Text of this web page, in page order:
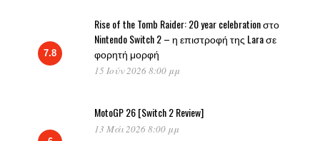
7.8
Rise of the Tomb Raider: 20 year celebration στο
Nintendo Switch 2 – η επιστροφή της Lara σε
φορητή μορφή
15 Ιούν 2026 8:00 μμ
MotoGP 26 [Switch 2 Review]
13 Μάι 2026 8:00 μμ